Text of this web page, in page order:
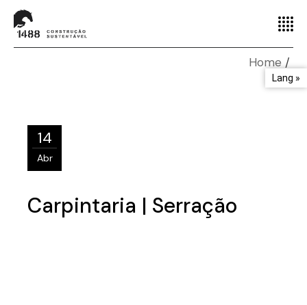
Home
14
Abr
Carpintaria | Serração
Lang »